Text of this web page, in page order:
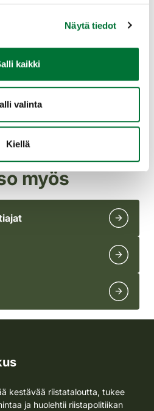
Näytä tiedot
kaikki
valinta
Kiellä
määritys
myös
kestävää riistataloutta, tukee
ja huolehtii riistapolitiikan